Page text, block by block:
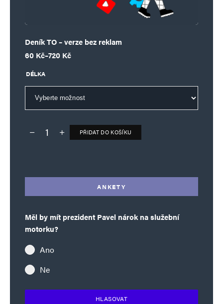
Deník TO – verze bez reklam
60 Kč–720 Kč
Rozpětí cen: 60 Kč až 720 Kč
DÉLKA
Deník TO – verze bez reklam množství
PŘIDAT DO KOŠÍKU
ANKETY
Měl by mít prezident Pavel nárok na služební
motorku?
Ano
Ne
HLASOVAT